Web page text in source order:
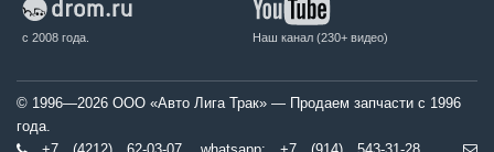
с 2008 года. Наш канал (230+ видео)
© 1996—2026 ООО «Авто Лига Трак» — Продаем запчасти с 1996
года.